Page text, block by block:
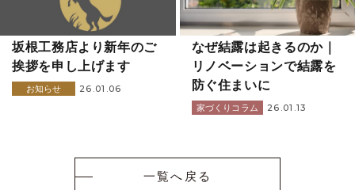
坂根工務店より新年のご
挨拶を申し上げます
お知らせ 26.01.06
なぜ結露は起きるのか｜
リノベーションで結露を
防ぐ住まいに
家づくりコラム 26.01.13
一覧へ戻る